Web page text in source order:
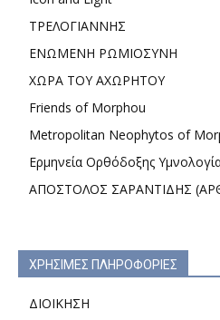
ΤΡΕΛΟΓΙΑΝΝΗΣ
ΕΝΩΜΕΝΗ ΡΩΜΙΟΣΥΝΗ
ΧΩΡΑ ΤΟΥ ΑΧΩΡΗΤΟΥ
Friends of Morphou
Metropolitan Neophytos of
Ερμηνεία Ορθόδοξης
ΑΠΟΣΤΟΛΟΣ ΣΑΡΑΝΤΙΔΗΣ
ΧΡΗΣΙΜΕΣ ΠΛΗΡΟΦΟΡΙΕΣ
ΔΙΟΙΚΗΣΗ